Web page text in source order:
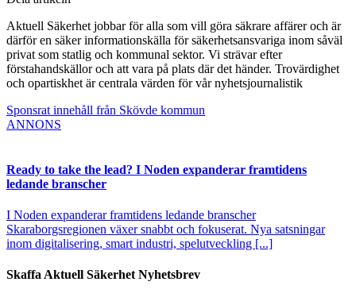
Aktuell Säkerhet jobbar för alla som vill göra säkrare affärer och är
därför en säker informationskälla för säkerhetsansvariga inom såväl
privat som statlig och kommunal sektor. Vi strävar efter
förstahandskällor och att vara på plats där det händer. Trovärdighet
och opartiskhet är centrala värden för vår nyhetsjournalistik
Sponsrat innehåll från Skövde kommun
ANNONS
Ready to take the lead? I Noden expanderar framtidens
ledande branscher
I Noden expanderar framtidens ledande branscher
Skaraborgsregionen växer snabbt och fokuserat. Nya satsningar
inom digitalisering, smart industri, spelutveckling [...]
Skaffa Aktuell Säkerhet Nyhetsbrev